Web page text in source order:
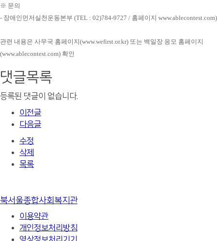
※ 문의
- 장애인먼저실천운동본부 (TEL : 02)784-9727 / 홈페이지 www.ablecontest.com)
관련 내용은 사무국 홈페이지(www.wefirst.or.kr) 또는 백일장 응모 홈페이지
(www.ablecontest.com) 확인
댓글목록
등록된 댓글이 없습니다.
이전글
다음글
수정
삭제
목록
북서울종합사회복지관
이용약관
개인정보처리방침